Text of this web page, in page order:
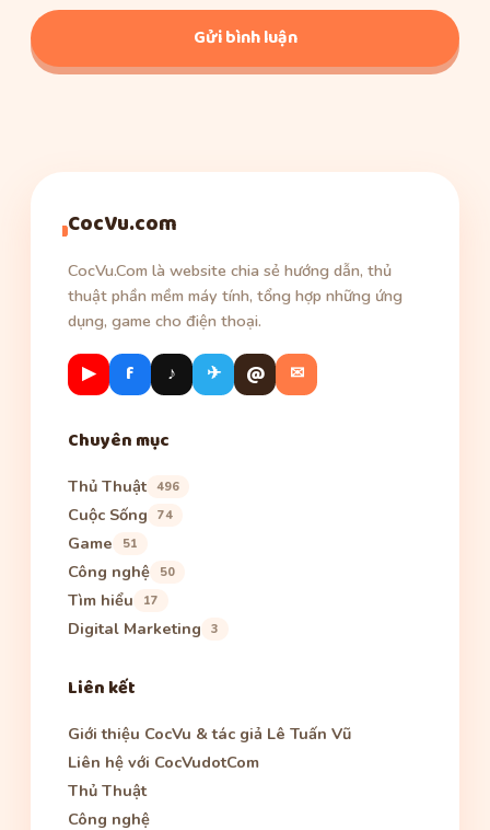
CocVu.com
CocVu.Com là website chia sẻ hướng dẫn, thủ
thuật phần mềm máy tính, tổng hợp những ứng
dụng, game cho điện thoại.
▶ f ♪ ✈ @ ✉
Chuyên mục
Thủ Thuật 496
Cuộc Sống 74
Game 51
Công nghệ 50
Tìm hiểu 17
Digital Marketing 3
Liên kết
Giới thiệu CocVu & tác giả Lê Tuấn Vũ
Liên hệ với CocVudotCom
Thủ Thuật
Công nghệ